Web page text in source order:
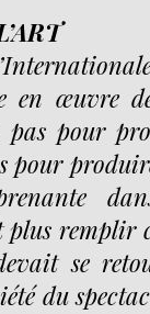
en œuvre
pas pour
remplir
se
du